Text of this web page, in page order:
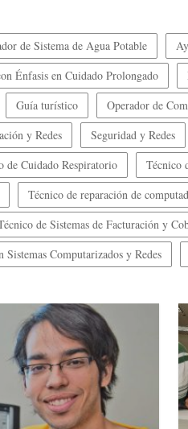
de Sistema de Agua Potable
Énfasis en Cuidado Prolongado
Guía turístico Operador de
y Redes Seguridad y Redes
de Cuidado Respiratorio Técnico
Técnico de reparación de
de Sistemas de Facturación y
Sistemas Computarizados y Redes